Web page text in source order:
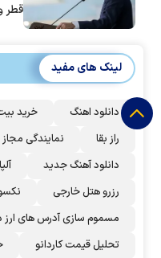
قطر
لینک های مفید
دانلود اهنگ خرید
راز بقا
نمایندگی
دانلود آهنگ جدید
رزرو هتل خارجی
مسموم سازی آدرس های ارز
تحلیل قیمت کاردانو